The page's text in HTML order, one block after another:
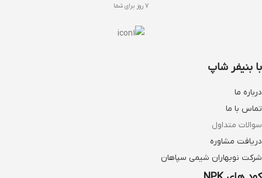
7 روز برای شما
با بنیفر شاپ
درباره ما
تماس با ما
سوالات متداول
دریافت مشاوره
شرکت نوبهاران شیمی سپاهان